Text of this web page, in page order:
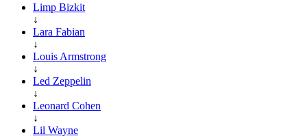
Limp Bizkit
↓
Lara Fabian
↓
Louis Armstrong
↓
Led Zeppelin
↓
Leonard Cohen
↓
Lil Wayne